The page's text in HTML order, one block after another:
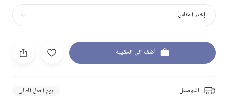
إختر المقاس
أضف إلى الحقيبة
التوصيل يوم العمل التالي